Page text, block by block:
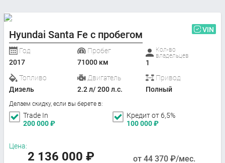
Hyundai Santa Fe с пробегом VIN
Год
2017
Пробег
71000 км
Кол-во
владельцев
1
Топливо
Дизель
Двигатель
2.2 л/ 200 л.с.
Привод
Полный
Делаем скидку, если вы берете в:
Trade In
200 000₽
Кредит от 6,5%
100 000₽
Цена:
2 136 000 ₽ от 44 370 ₽/мес.